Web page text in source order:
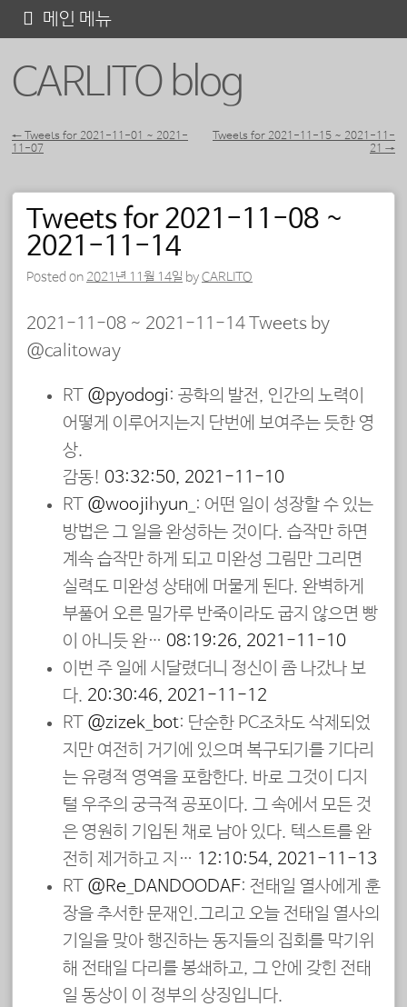
CARLITO blog
메인 메뉴
텐
포스트 내비게이션
← Tweets for 2021-11-01 ~ 2021-
11-07
Tweets for 2021-11-15 ~ 2021-11-
21 →
Tweets for 2021-11-08 ~
2021-11-14
Posted on 2021년 11월 14일 byCARLITO
2021-11-08 ~ 2021-11-14 Tweets by
@calitoway
RT @pyodogi: 공학의 발전, 인간의 노력이
어떻게 이루어지는지 단번에 보여주는 듯한 영
상.
감동! 03:32:50, 2021-11-10
RT @woojihyun_ : 어떤 일이 성장할 수 있는
방법은 그 일을 완성하는 것이다. 습작만 하면
계속 습작만 하게 되고 미완성 그림만 그리면
실력도 미완성 상태에 머물게 된다. 완벽하게
부풀어 오른 밀가루 반죽이라도 굽지 않으면 빵
이 아니듯 완… 08:19:26, 2021-11-10
이번 주 일에 시달렸더니 정신이 좀 나갔나 보
다. 20:30:46, 2021-11-12
RT @zizek_bot: 단순한 PC조차도 삭제되었
지만 여전히 거기에 있으며 복구되기를 기다리
는 유령적 영역을 포함한다. 바로 그것이 디지
털 우주의 궁극적 공포이다. 그 속에서 모든 것
은 영원히 기입된 채로 남아 있다. 텍스트를 완
전히 제거하고 지… 12:10:54, 2021-11-13
RT @Re_DANDOODAE: 전태일 열사에게 훈
장을 추서한 문재인.그리고 오늘 전태일 열사의
기일을 맞아 행진하는 동지들의 집회를 막기위
해 전태일 다리를 봉쇄하고, 그 안에 갖힌 전태
일 동상이 이 정부의 상징입니다.